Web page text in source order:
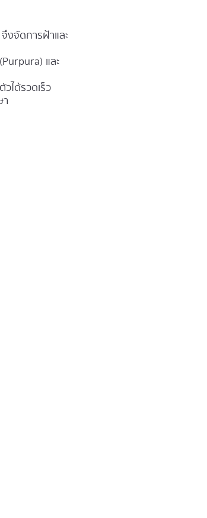
งจัดการฝ้าและ
และ
ได้รวดเร็ว